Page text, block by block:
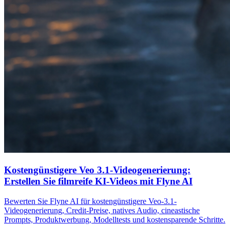
Kostengünstigere Veo 3.1-Videogenerierung:
Erstellen Sie filmreife KI-Videos mit Flyne AI
Bewerten Sie Flyne AI für kostengünstigere Veo-3.1-
Videogenerierung, Credit-Preise, natives Audio, cineastische
Prompts, Produktwerbung, Modelltests und kostensparende Schritte.